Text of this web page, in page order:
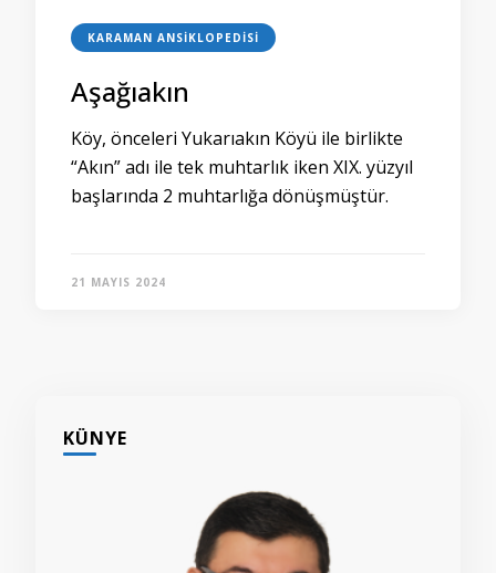
KARAMAN ANSIKLOPEDISI
Aşağıakın
Köy, önceleri Yukarıakın Köyü ile birlikte
“Akın” adı ile tek muhtarlık iken XIX. yüzyıl
başlarında 2 muhtarlığa dönüşmüştür.
21 MAYIS 2024
KÜNYE